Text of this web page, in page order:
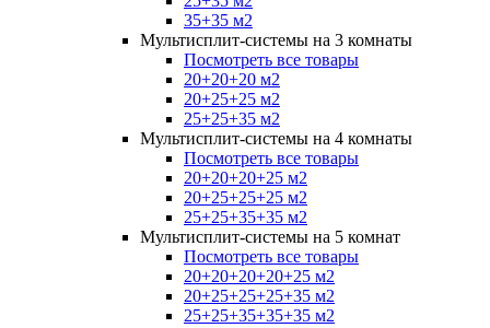
35+35 м2
Мультисплит-системы на 3 комнаты
Посмотреть все товары
20+20+20 м2
20+25+25 м2
25+25+35 м2
Мультисплит-системы на 4 комнаты
Посмотреть все товары
20+20+20+25 м2
20+25+25+25 м2
25+25+35+35 м2
Мультисплит-системы на 5 комнат
Посмотреть все товары
20+20+20+20+25 м2
20+25+25+25+35 м2
25+25+35+35+35 м2